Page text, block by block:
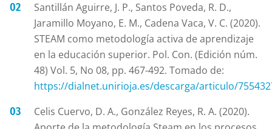
Santillán Aguirre, J. P., Santos Poveda, R. D.,
Jaramillo Moyano, E. M., Cadena Vaca, V. C. (2020).
STEAM como metodología activa de aprendizaje
en la educación superior. Pol. Con. (Edición núm.
48) Vol. 5, No 08, pp. 467-492. Tomado de:
https://dialnet.unirioja.es/descarga/articulo/
Celis Cuervo, D. A., González Reyes, R. A. (2020).